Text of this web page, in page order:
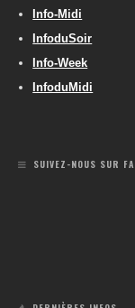
Info-Midi
InfoduSoir
Info-Week
InfoduMidi
SUIVEZ-NOUS SUR